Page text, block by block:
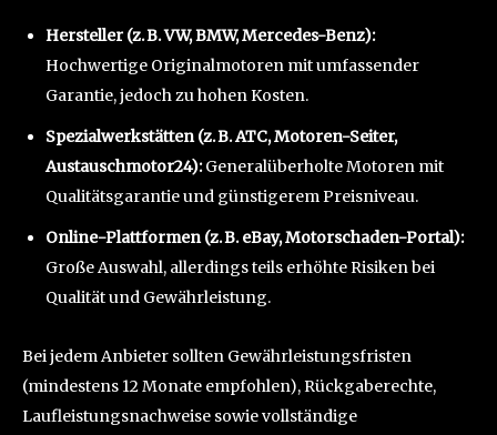
Hersteller (z. B. VW, BMW, Mercedes-Benz):
Hochwertige Originalmotoren mit umfassender
Garantie, jedoch zu hohen Kosten.
Spezialwerkstätten (z. B. ATC, Motoren-Seiter,
Austauschmotor24):Generalüberholte Motoren mit
Qualitätsgarantie und günstigerem Preisniveau.
Online-Plattformen (z. B. eBay, Motorschaden-Portal):
Große Auswahl, allerdings teils erhöhte Risiken bei
Qualität und Gewährleistung.
Bei jedem Anbieter sollten Gewährleistungsfristen
(mindestens 12 Monate empfohlen), Rückgaberechte,
Laufleistungsnachweise sowie vollständige